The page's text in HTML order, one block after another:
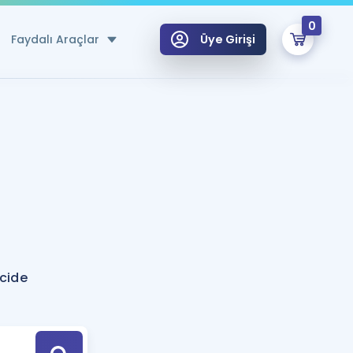
Faydalı Araçlar
Hesaplama Aracı
için Öneriler
Tek Takvimde
Üye Girişi
0
Hoca ile seni sınava hazırlayacak onlarca eğitim seni bekliyor!